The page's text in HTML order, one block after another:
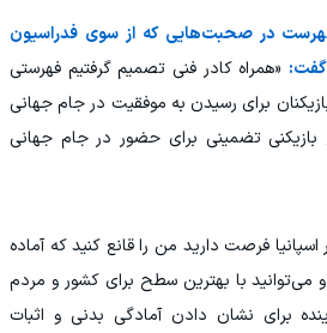
در صحبت‌هایی که از سوی فدراسیون
گفت: «همراه کادر فنی تصمیم گرفتیم فهرستی
بازیکنان برای رسیدن به موفقیت در جام جهانی
هیچ بازیکنی تضمینی برای حضور در جام جهانی
فرصت دارید من را قانع کنید که آماده
با بهترین سطح برای کشور و مردم
برای نشان دادن آمادگی بدنی و اثبات